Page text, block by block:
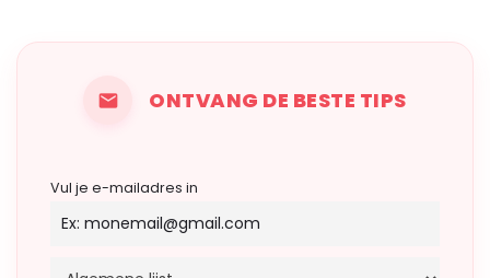
ONTVANG DE BESTE TIPS
Vul je e-mailadres in